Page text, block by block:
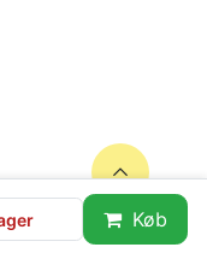
tid og dato på et
perfekt læseligt,Køb